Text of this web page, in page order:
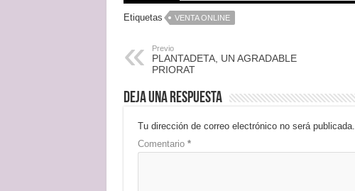
Etiquetas VENTA ONLINE
Previo
PLANTADETA, UN AGRADABLE
PRIORAT
Deja una respuesta
Tu dirección de correo electrónico no será publicada.
Comentario *